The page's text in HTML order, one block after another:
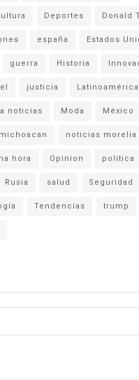
Deportes Donald
españa Estados
guerra Historia
justicia Latinoamérica
noticias Moda México
noticias morelia
hora Opinion politica
Rusia salud Seguridad
Tendencias trump